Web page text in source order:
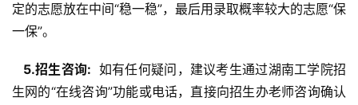
定的志愿放在中间“稳一稳”，最后用录取概率较大的志愿“保
一保”。
  5.招生咨询:
如有任何疑问，建议考生通过湖南工学院招
生网的“在线咨询”功能或电话，直接向招生办老师咨询确认